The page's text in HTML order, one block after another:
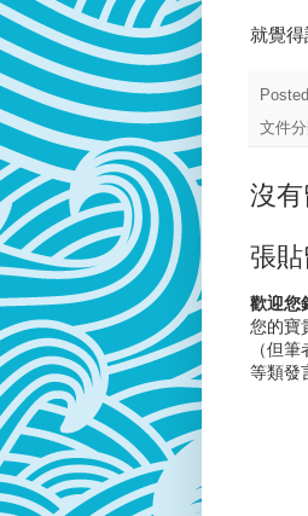
就覺得
文件分
沒
張
歡迎您
您的寶
（但筆
等類發